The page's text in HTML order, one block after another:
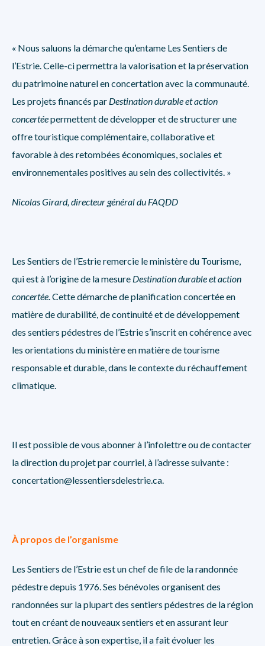
« Nous saluons la démarche qu’entame Les Sentiers de
l’Estrie. Celle-ci permettra la valorisation et la préservation
du patrimoine naturel en concertation avec la communauté.
Les projets financés par Destination durable et action
concertéepermettent de développer et de structurer une
offre touristique complémentaire, collaborative et
favorable à des retombées économiques, sociales et
environnementales positives au sein des collectivités. »
Nicolas Girard, directeur général du FAQDD
Les Sentiers de l’Estrie remercie le ministère du Tourisme,
qui est à l’origine de la mesure Destination durable et action
concertée. Cette démarche de planification concertée en
matière de durabilité, de continuité et de développement
des sentiers pédestres de l’Estrie s’inscrit en cohérence avec
les orientations du ministère en matière de tourisme
responsable et durable, dans le contexte du réchauffement
climatique.
Il est possible de vous abonner à l’infolettre ou de contacter
la direction du projet par courriel, à l’adresse suivante :
concertation@lessentiersdelestrie.ca.
À propos de l’organisme
Les Sentiers de l’Estrie est un chef de file de la randonnée
pédestre depuis 1976. Ses bénévoles organisent des
randonnées sur la plupart des sentiers pédestres de la région
tout en créant de nouveaux sentiers et en assurant leur
entretien. Grâce à son expertise, il a fait évoluer les